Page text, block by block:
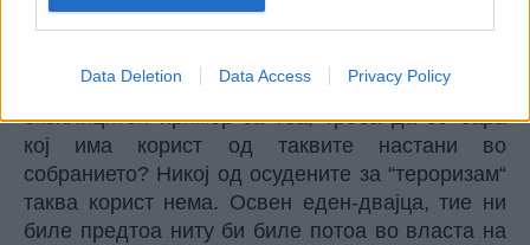
Data Deletion Data Access Privacy Policy
е мала, не може да издржи таков притисок од
Но, како во секоја политичка интрига, а оваа е
експлицитен пример за тоа, треба да се бара
кој има корист од таквите настани во
собранието? Никој од осудените за “тероризам“
таква корист нема. Освен еден-двајца, тие ни
биле предтоа ниту би биле потоа во власта на